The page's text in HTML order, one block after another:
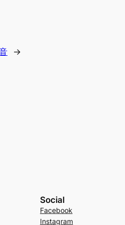
→
Social
Facebook
Instagram